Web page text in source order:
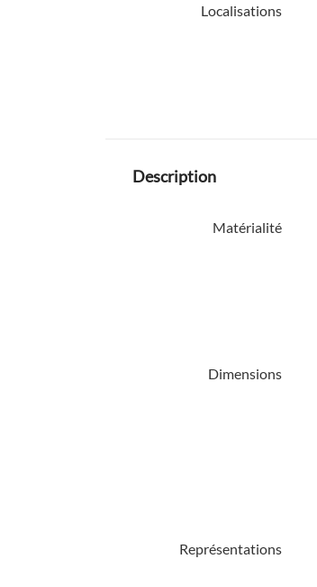
Localisations
Description
Matérialité
Dimensions
Représentations